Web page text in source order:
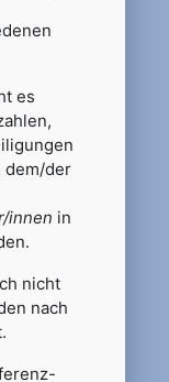
es
dem/der
innen in
nicht
nach